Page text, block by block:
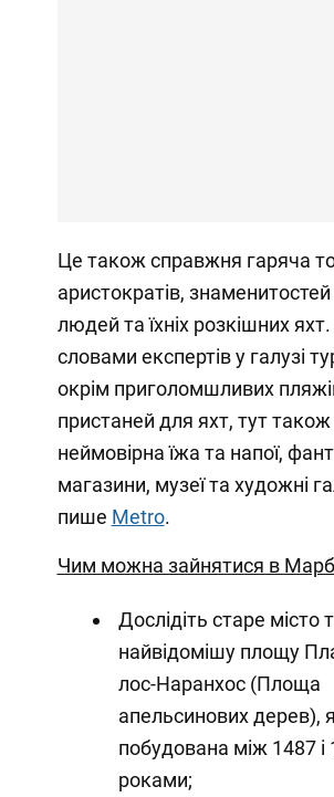
Це також справжня гаряча
аристократів,
людей та їхніх розкішних
словами експертів у галузі
окрім приголомшливих
пристаней для яхт, тут також
неймовірна їжа та напої,
магазини, музеї та художні
пише Metro.
Чим можна зайнятися в
Дослідіть старе місто
найвідомішу площу
лос-Наранхос (Площа
апельсинових дерев),
побудована між 1487 і
роками;